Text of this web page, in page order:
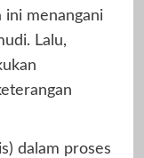
ini menangani
Lalu,
dalam proses